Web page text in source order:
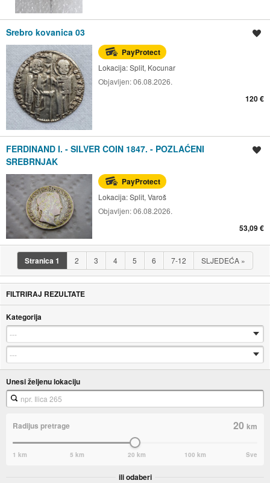
Srebro kovanica 03
PayProtect
Lokacija:Split, Kocunar
Objavljen:06.08.2026.
120 €
FERDINAND I. - SILVER COIN 1847. - POZLAĆENI
SREBRNJAK
PayProtect
Lokacija:Split, Varoš
Objavljen:06.08.2026.
53,09 €
Stranica1 2 3 4 5 6 7-12 SLJEDEĆA »
FILTRIRAJ REZULTATE
Kategorija
Unesi željenu lokaciju
Radijus pretrage 20km
1 km 5 km 20 km 100 km Sve
ili odaberi